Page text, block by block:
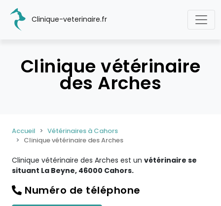
Clinique-veterinaire.fr
Clinique vétérinaire
des Arches
Accueil
Vétérinaires à Cahors
Clinique vétérinaire des Arches
Clinique vétérinaire des Arches est un vétérinaire se
situant La Beyne, 46000 Cahors.
Numéro de téléphone